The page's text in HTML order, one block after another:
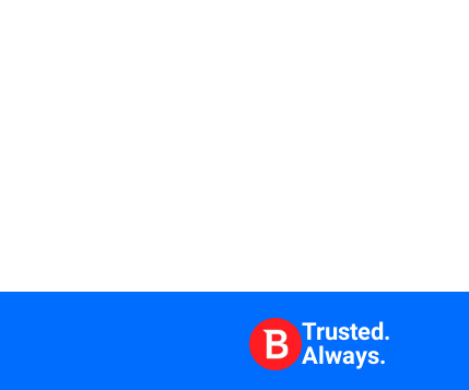
Trusted.
Always.